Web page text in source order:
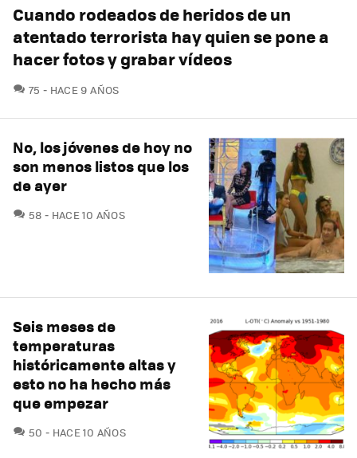
Cuando rodeados de heridos de un
atentado terrorista hay quien se pone a
hacer fotos y grabar vídeos
75 COMENTARIOS
HACE 9 AÑOS
No, los jóvenes de hoy no
son menos listos que los
de ayer
58 COMENTARIOS
HACE 10 AÑOS
Seis meses de
temperaturas
históricamente altas y
esto no ha hecho más
que empezar
50 COMENTARIOS
HACE 10 AÑOS